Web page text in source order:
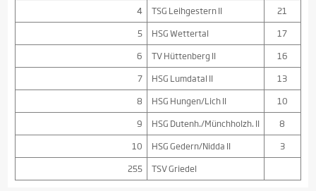
4
TSG Leihgestern II
21
5
HSG Wettertal
17
6
TV Hüttenberg II
16
7
HSG Lumdatal II
13
8
HSG Hungen/Lich II
10
9
HSG Dutenh./Münchholzh. II
8
10
HSG Gedern/Nidda II
3
255
TSV Griedel